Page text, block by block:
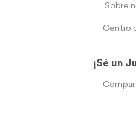
Sobre
Centro
¡Sé un